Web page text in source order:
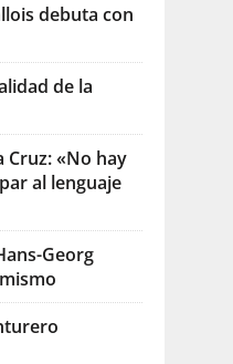
debuta con
de la
Cruz: «No hay
al lenguaje
Georg